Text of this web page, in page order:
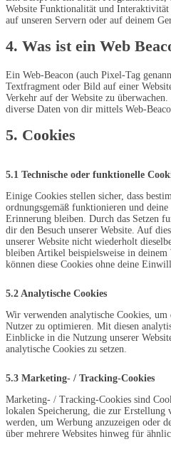
Website Funktionalität und
auf unseren Servern oder auf deinem
4. Was ist ein Web
Ein Web-Beacon (auch Pixel-Tag
Textfragment oder Bild auf einer
Verkehr auf der Website zu
diverse Daten von dir mittels Web-
5. Cookies
5.1 Technische oder funktionelle
Einige Cookies stellen sicher, dass
ordnungsgemäß funktionieren und
Erinnerung bleiben. Durch das Setzen
dir den Besuch unserer Website. Auf
unserer Website nicht wiederholt
bleiben Artikel beispielsweise in
können diese Cookies ohne deine
5.2 Analytische Cookies
Wir verwenden analytische Cookies,
Nutzer zu optimieren. Mit diesen
Einblicke in die Nutzung unserer
analytische Cookies zu setzen.
5.3 Marketing- / Tracking-Cookies
Marketing- / Tracking-Cookies sind
lokalen Speicherung, die zur Erstellung
werden, um Werbung anzuzeigen oder
über mehrere Websites hinweg für